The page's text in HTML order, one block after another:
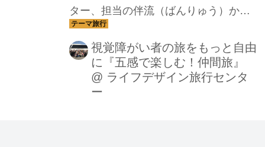
ター、担当の伴流（ばんりゅう）から
のご案内です。今回は、羽田空港発着
で気軽にソウル観光をお楽しみいただ
ける３日間の企画です。また、ご希望
の方には、現地手引きガイドを追加代
金なしで承ることができます。人気の
視覚障がい者の旅をもっと自由
に『五感で楽しむ！仲間旅』
@ ライフデザイン旅行センタ
ー